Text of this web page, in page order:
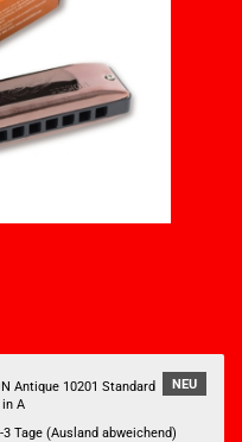
NEU
Antique 10201 Standard
A
3 Tage (Ausland abweichend)